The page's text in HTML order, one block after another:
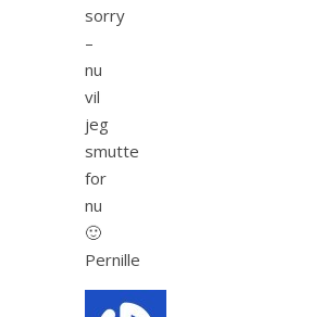
sorry
–
nu
vil
jeg
smutte
for
nu
🙂
Pernille